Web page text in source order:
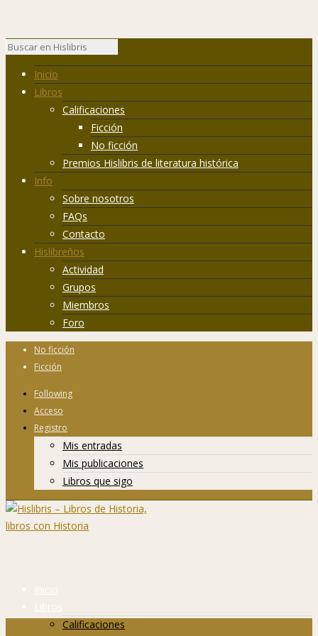
Inicio
Libros
Calificaciones
Ficción
No ficción
Premios Hislibris de literatura histórica
Info
Sobre nosotros
FAQs
Contacto
Hislibreños
Actividad
Grupos
Miembros
Foro
No ficción
Ficción
Following
Acceso
Registro
Mis entradas
Mis publicaciones
Libros que sigo
Inicio
Libros
Calificaciones